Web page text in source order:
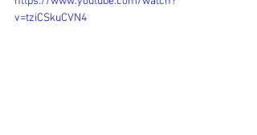
v=tziCSkuCVN4